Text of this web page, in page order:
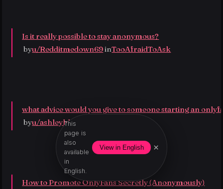
This
page is
also
available
in
English.
View in English ×
Is it really possible to stay anonymous?
byu/Redditmedown69 inTooAfraidToAsk
what advice would you give to someone starting an
byu/ashleyhlavac
How to Promote OnlyFans Secretly (Anonymously)